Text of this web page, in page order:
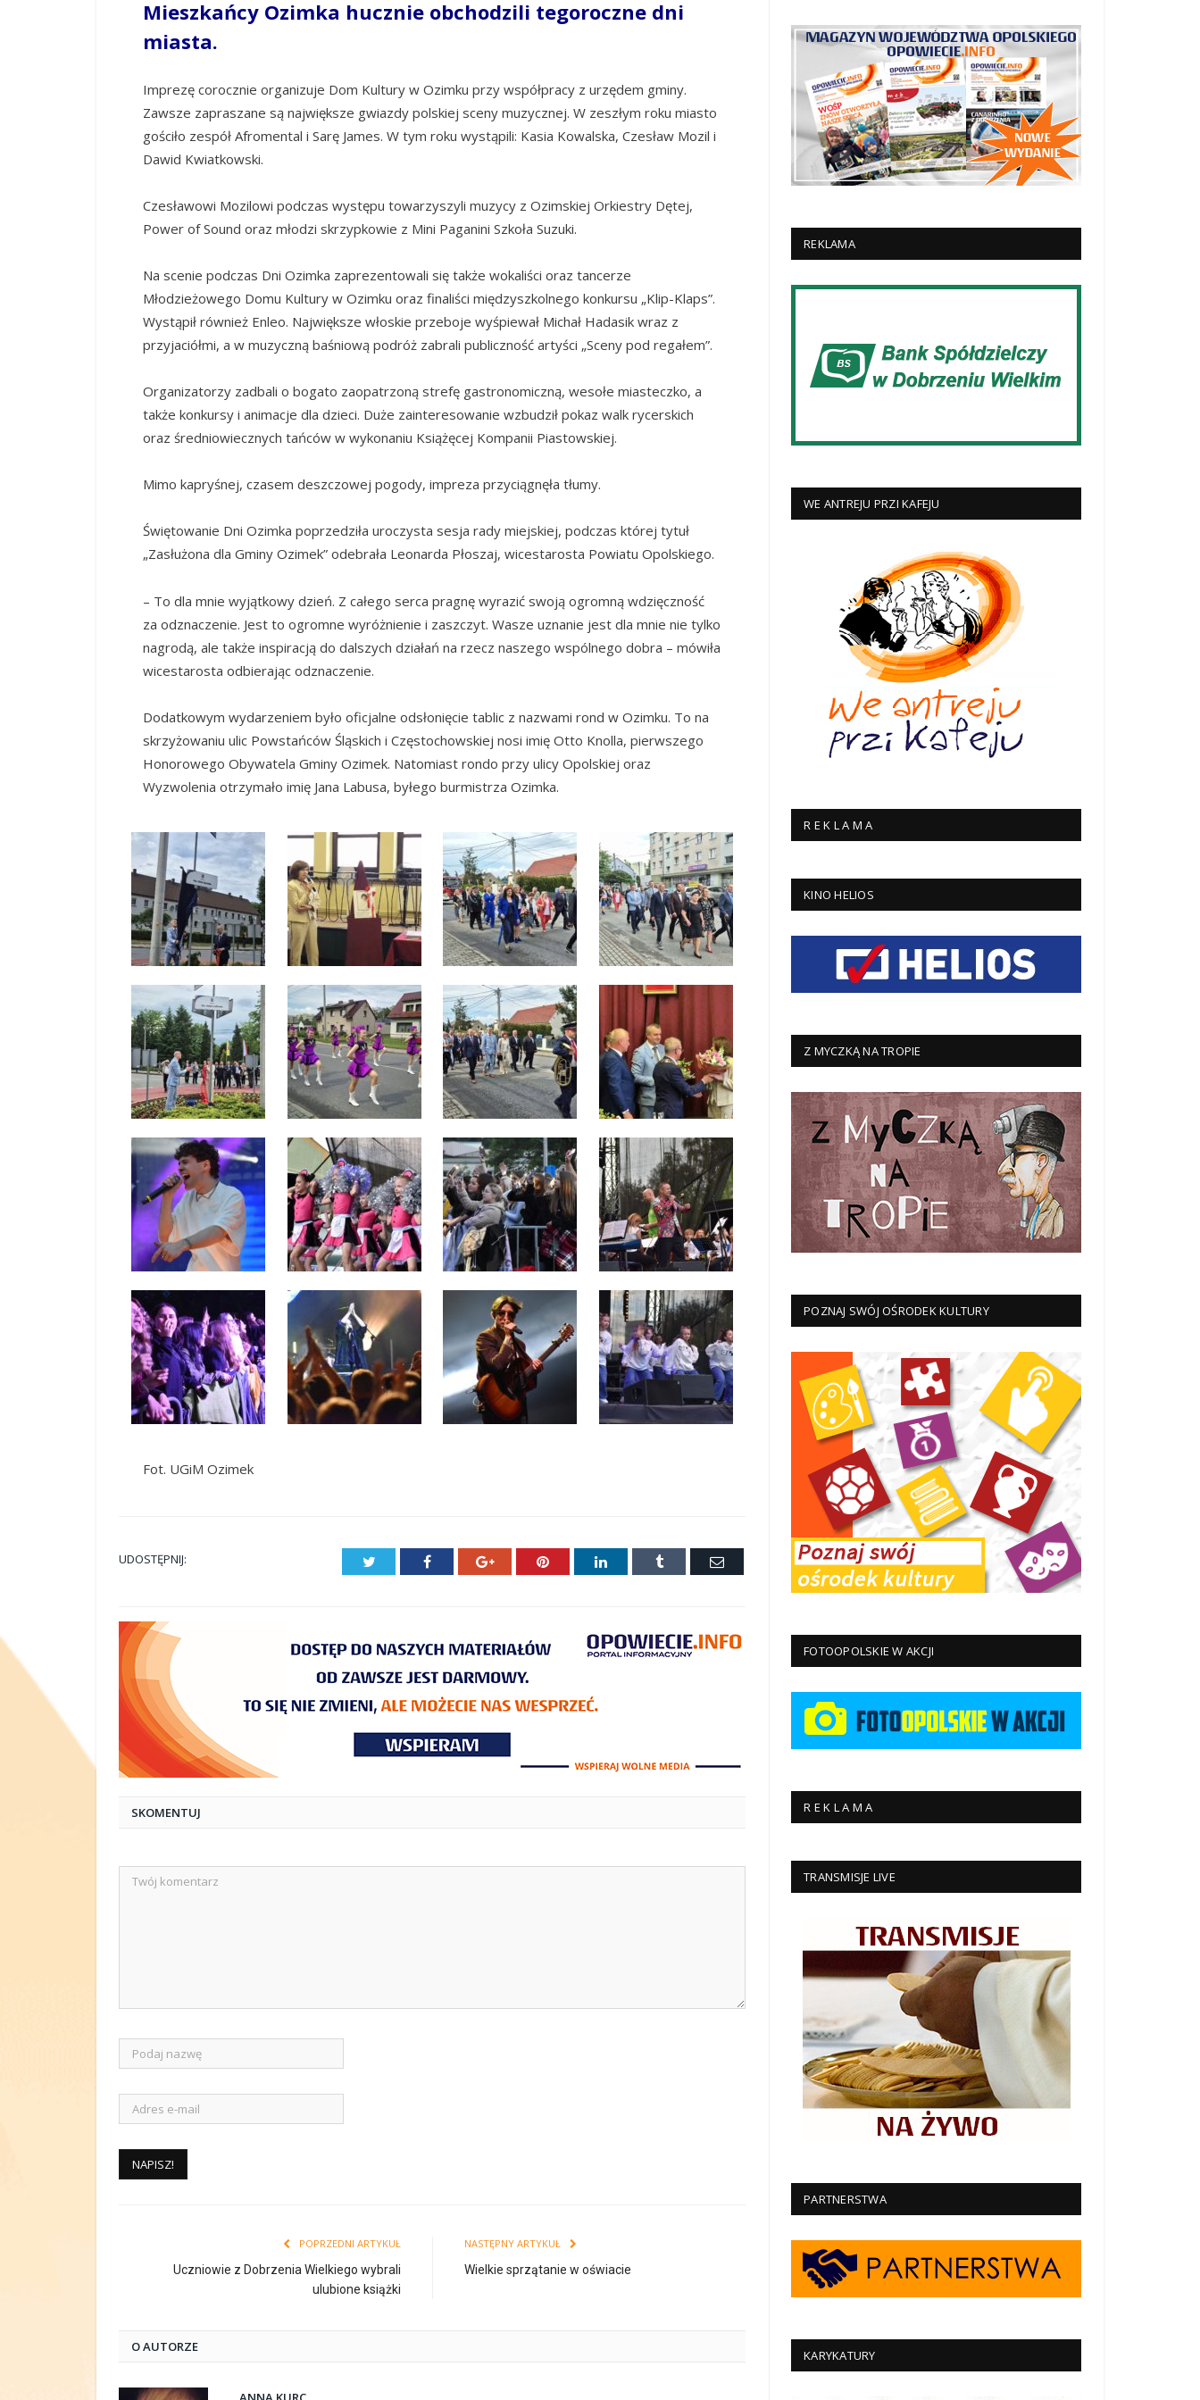
Mieszkańcy Ozimka hucznie obchodzili tegoroczne dni
miasta.
Imprezę corocznie organizuje Dom Kultury w Ozimku przy współpracy z urzędem gminy.
Zawsze zapraszane są największe gwiazdy polskiej sceny muzycznej. W zeszłym roku miasto
gościło zespół Afromental i Sarę James. W tym roku wystąpili: Kasia Kowalska, Czesław Mozil i
Dawid Kwiatkowski.
Czesławowi Mozilowi podczas występu towarzyszyli muzycy z Ozimskiej Orkiestry Dętej,
Power of Sound oraz młodzi skrzypkowie z Mini Paganini Szkoła Suzuki.
Na scenie podczas Dni Ozimka zaprezentowali się także wokaliści oraz tancerze
Młodzieżowego Domu Kultury w Ozimku oraz finaliści międzyszkolnego konkursu „Klip-Klaps”.
Wystąpił również Enleo. Największe włoskie przeboje wyśpiewał Michał Hadasik wraz z
przyjaciółmi, a w muzyczną baśniową podróż zabrali publiczność artyści „Sceny pod regałem”.
Organizatorzy zadbali o bogato zaopatrzoną strefę gastronomiczną, wesołe miasteczko, a
także konkursy i animacje dla dzieci. Duże zainteresowanie wzbudził pokaz walk rycerskich
oraz średniowiecznych tańców w wykonaniu Książęcej Kompanii Piastowskiej.
Mimo kapryśnej, czasem deszczowej pogody, impreza przyciągnęła tłumy.
Świętowanie Dni Ozimka poprzedziła uroczysta sesja rady miejskiej, podczas której tytuł
„Zasłużona dla Gminy Ozimek” odebrała Leonarda Płoszaj, wicestarosta Powiatu Opolskiego.
– To dla mnie wyjątkowy dzień. Z całego serca pragnę wyrazić swoją ogromną wdzięczność
za odznaczenie. Jest to ogromne wyróżnienie i zaszczyt. Wasze uznanie jest dla mnie nie tylko
nagrodą, ale także inspiracją do dalszych działań na rzecz naszego wspólnego dobra – mówiła
wicestarosta odbierając odznaczenie.
Dodatkowym wydarzeniem było oficjalne odsłonięcie tablic z nazwami rond w Ozimku. To na
skrzyżowaniu ulic Powstańców Śląskich i Częstochowskiej nosi imię Otto Knolla, pierwszego
Honorowego Obywatela Gminy Ozimek. Natomiast rondo przy ulicy Opolskiej oraz
Wyzwolenia otrzymało imię Jana Labusa, byłego burmistrza Ozimka.
Fot. UGiM Ozimek
UDOSTĘPNIJ: Twitter Facebook Google+ Pinterest LinkedIn Tumblr
E-
SKOMENTUJ
POPRZEDNI ARTYKUŁ
Uczniowie z Dobrzenia Wielkiego wybrali
ulubione książki
NASTĘPNY ARTYKUŁ
Wielkie sprzątanie w oświacie
O AUTORZE
REKLAMA
WE ANTREJU PRZI KAFEJU
R E K L A M A
KINO HELIOS
Z MYCZKĄ NA TROPIE
POZNAJ SWÓJ OŚRODEK KULTURY
FOTOOPOLSKIE W AKCJI
R E K L A M A
TRANSMISJE LIVE
PARTNERSTWA
KARYKATURY